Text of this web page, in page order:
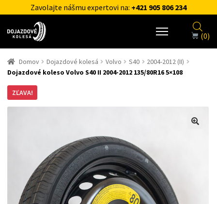
Zavolajte nášmu expertovi na: +421 905 806 234
(0)
Domov Dojazdové kolesá Volvo S40
2004-2012 (II)
Dojazdové koleso Volvo S40 II 2004-2012 135/80R16 5×108
ZĽAVA!